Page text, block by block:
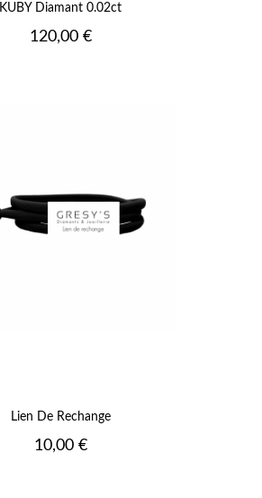
KUBY Diamant 0.02ct
Prix
120,00 €
Lien De Rechange
Prix
10,00 €